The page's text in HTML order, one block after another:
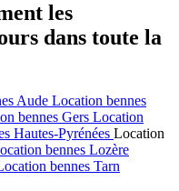
les
dans toute la
Aude Location bennes
bennes Gers Location
Hautes-Pyrénées Location
bennes Lozère
bennes Tarn